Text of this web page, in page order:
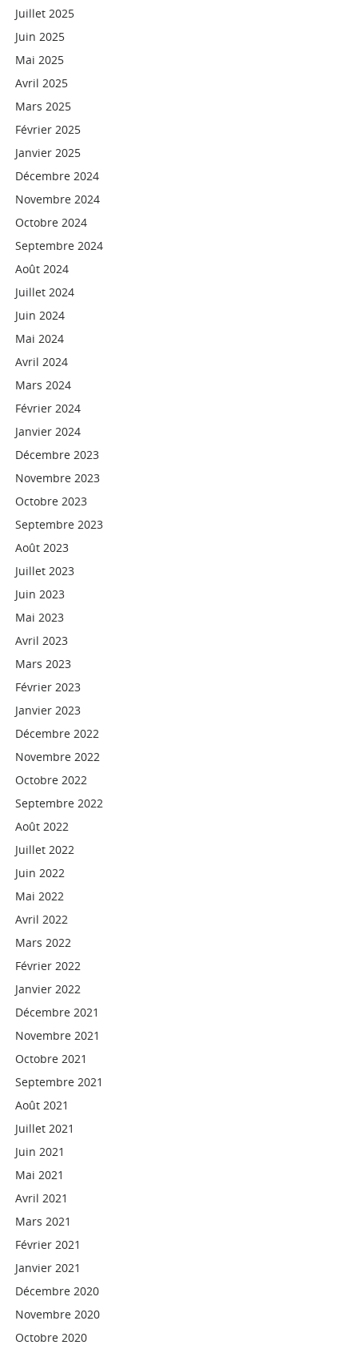
Juillet 2025
Juin 2025
Mai 2025
Avril 2025
Mars 2025
Février 2025
Janvier 2025
Décembre 2024
Novembre 2024
Octobre 2024
Septembre 2024
Août 2024
Juillet 2024
Juin 2024
Mai 2024
Avril 2024
Mars 2024
Février 2024
Janvier 2024
Décembre 2023
Novembre 2023
Octobre 2023
Septembre 2023
Août 2023
Juillet 2023
Juin 2023
Mai 2023
Avril 2023
Mars 2023
Février 2023
Janvier 2023
Décembre 2022
Novembre 2022
Octobre 2022
Septembre 2022
Août 2022
Juillet 2022
Juin 2022
Mai 2022
Avril 2022
Mars 2022
Février 2022
Janvier 2022
Décembre 2021
Novembre 2021
Octobre 2021
Septembre 2021
Août 2021
Juillet 2021
Juin 2021
Mai 2021
Avril 2021
Mars 2021
Février 2021
Janvier 2021
Décembre 2020
Novembre 2020
Octobre 2020